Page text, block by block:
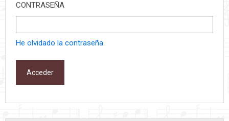
CONTRASEÑA
He olvidado la contraseña
Acceder